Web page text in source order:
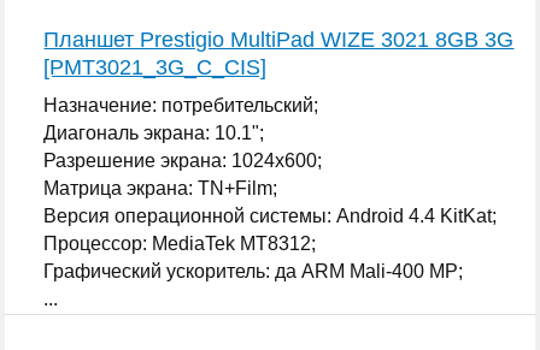
Планшет Prestigio MultiPad WIZE 3021 8GB 3G
[PMT3021_3G_C_CIS]
Назначение: потребительский;
Диагональ экрана: 10.1";
Разрешение экрана: 1024x600;
Матрица экрана: TN+Film;
Версия операционной системы: Android 4.4 KitKat;
Процессор: MediaTek MT8312;
Графический ускоритель: да ARM Mali-400 MP;
...